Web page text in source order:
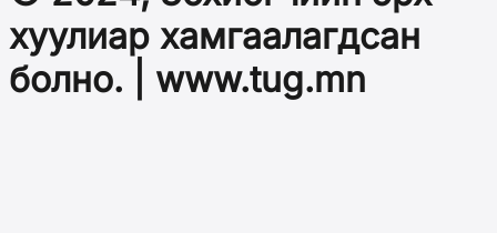
хуулиар хамгаалагдсан
болно. | www.tug.mn